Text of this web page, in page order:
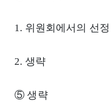
1. 위원회에서의 선정
2. 생략
⑤ 생략